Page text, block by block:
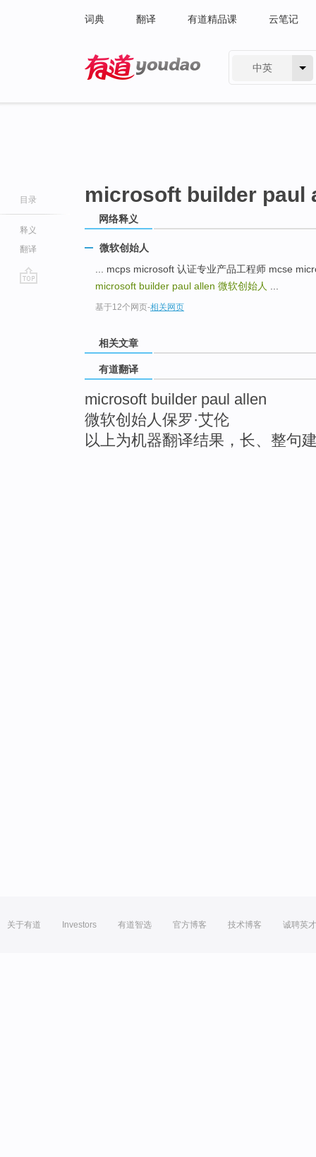
词典 翻译 有道精品课 云笔记
中英
目录
释义
翻译
microsoft builder paul
网络释义
微软创始人
... mcps microsoft 认证专业产品工程师 mcse
microsoft builder paul allen 微软创始人
基于12个网页-相关网页
相关文章
有道翻译
microsoft builder paul allen
微软创始人保罗·艾伦
以上为机器翻译结果，长、整句
关于有道 Investors 有道智选 官方博客 技术博客 诚聘英才